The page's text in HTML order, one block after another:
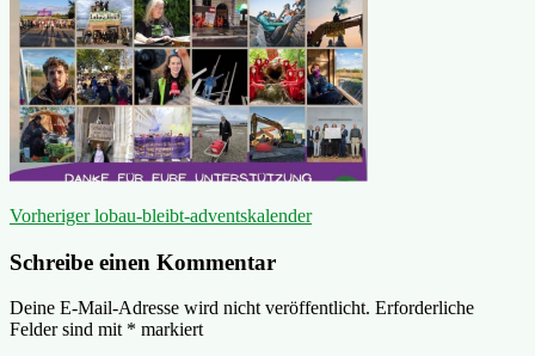
Beitragsnavigation
Vorheriger Vorheriger
lobau-bleibt-adventskalender
Schreibe einen Kommentar
Deine E-Mail-Adresse wird nicht veröffentlicht. Erforderliche
Felder sind mit * markiert